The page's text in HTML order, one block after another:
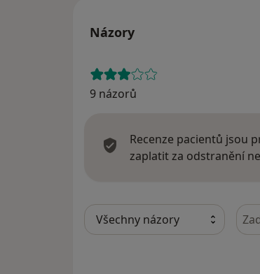
Názory
9 názorů
Recenze pacientů jsou
zaplatit za odstranění